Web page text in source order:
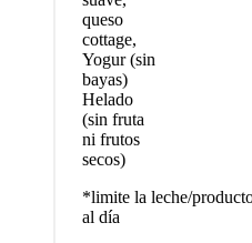
queso
cottage,
Yogur (sin
bayas)
Helado
(sin fruta
ni frutos
secos)
*limite la leche/
al día